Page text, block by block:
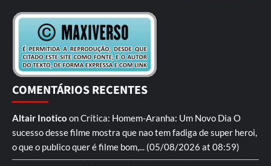
COMENTÁRIOS RECENTES
Altair Inotico onCrítica: Homem-Aranha: Um Novo Dia O
sucesso desse filme mostra que nao tem fadiga de super heroi,
o que o publico quer é filme bom,... (05/08/2026 at 08:59)